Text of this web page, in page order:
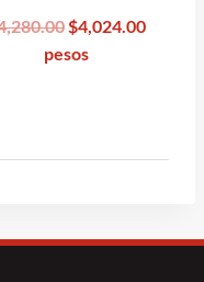
Original
price
$4,024.00
pesos